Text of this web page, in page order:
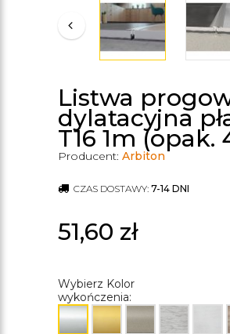
Listwa
dylatacyjna
T16 1m (opak.
Producent: Arbiton
CZAS DOSTAWY: 7-14 DNI
51,60 zł
Wybierz Kolor
wykończenia: